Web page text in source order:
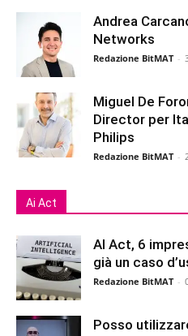
Andrea
Networks
Redazione BitMAT -
Miguel De
Director per
Philips
Redazione BitMAT -
Ai Act
AI Act, 6
già un caso
Redazione BitMAT -
Posso